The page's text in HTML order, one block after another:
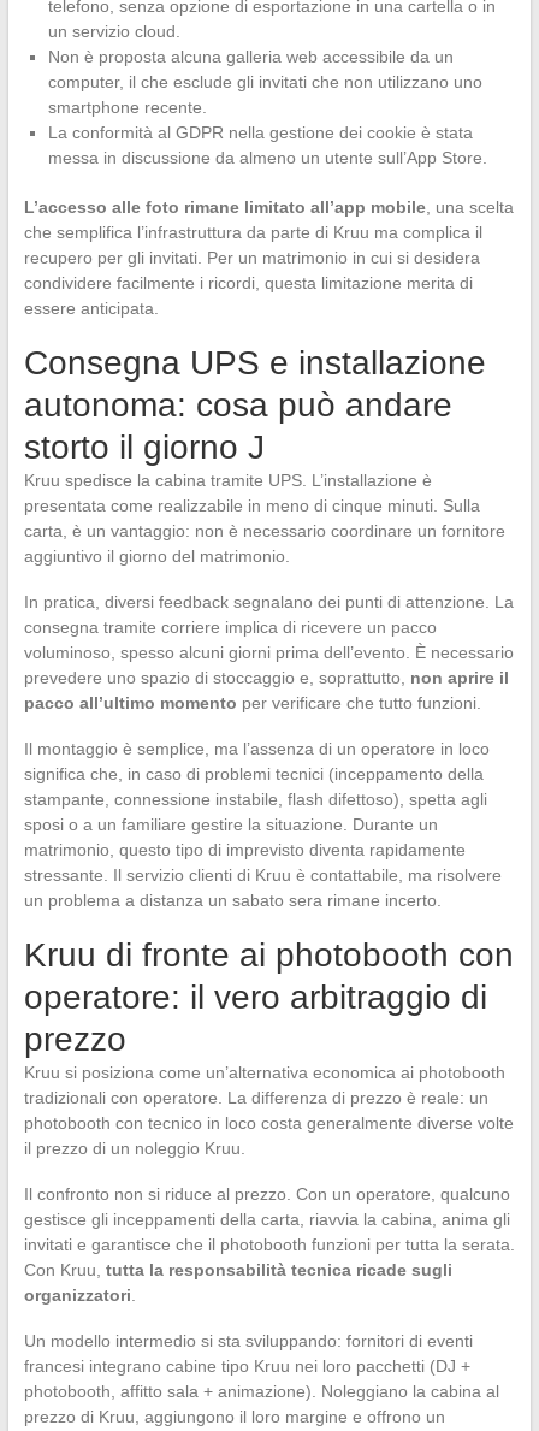
telefono, senza opzione di esportazione in una cartella o in
un servizio cloud.
Non è proposta alcuna galleria web accessibile da un
computer, il che esclude gli invitati che non utilizzano uno
smartphone recente.
La conformità al GDPR nella gestione dei cookie è stata
messa in discussione da almeno un utente sull’App Store.
L’accesso alle foto rimane limitato all’app mobile, una scelta
che semplifica l’infrastruttura da parte di Kruu ma complica il
recupero per gli invitati. Per un matrimonio in cui si desidera
condividere facilmente i ricordi, questa limitazione merita di
essere anticipata.
Consegna UPS e installazione
autonoma: cosa può andare
storto il giorno J
Kruu spedisce la cabina tramite UPS. L’installazione è
presentata come realizzabile in meno di cinque minuti. Sulla
carta, è un vantaggio: non è necessario coordinare un fornitore
aggiuntivo il giorno del matrimonio.
In pratica, diversi feedback segnalano dei punti di attenzione. La
consegna tramite corriere implica di ricevere un pacco
voluminoso, spesso alcuni giorni prima dell’evento. È necessario
prevedere uno spazio di stoccaggio e, soprattutto, non aprire il
pacco all’ultimo momento per verificare che tutto funzioni.
Il montaggio è semplice, ma l’assenza di un operatore in loco
significa che, in caso di problemi tecnici (inceppamento della
stampante, connessione instabile, flash difettoso), spetta agli
sposi o a un familiare gestire la situazione. Durante un
matrimonio, questo tipo di imprevisto diventa rapidamente
stressante. Il servizio clienti di Kruu è contattabile, ma risolvere
un problema a distanza un sabato sera rimane incerto.
Kruu di fronte ai photobooth con
operatore: il vero arbitraggio di
prezzo
Kruu si posiziona come un’alternativa economica ai photobooth
tradizionali con operatore. La differenza di prezzo è reale: un
photobooth con tecnico in loco costa generalmente diverse volte
il prezzo di un noleggio Kruu.
Il confronto non si riduce al prezzo. Con un operatore, qualcuno
gestisce gli inceppamenti della carta, riavvia la cabina, anima gli
invitati e garantisce che il photobooth funzioni per tutta la serata.
Con Kruu, tutta la responsabilità tecnica ricade sugli
organizzatori.
Un modello intermedio si sta sviluppando: fornitori di eventi
francesi integrano cabine tipo Kruu nei loro pacchetti (DJ +
photobooth, affitto sala + animazione). Noleggiano la cabina al
prezzo di Kruu, aggiungono il loro margine e offrono un